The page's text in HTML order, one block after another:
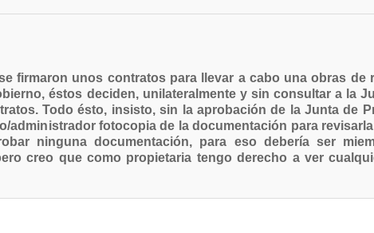
firmaron unos contratos para llevar a cabo una obras de
éstos deciden, unilateralmente y sin consultar a la
Todo ésto, insisto, sin la aprobación de la Junta de
administrador fotocopia de la documentación para
ninguna documentación, para eso debería ser
creo que como propietaria tengo derecho a ver